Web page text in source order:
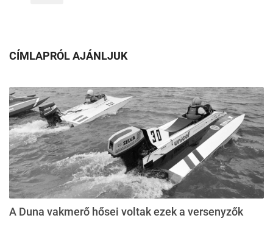
CÍMLAPRÓL AJÁNLJUK
A Duna vakmerő hősei voltak ezek a versenyzők